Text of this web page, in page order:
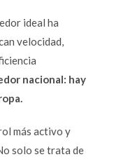
ideal ha
velocidad,
nacional: hay
más activo y
solo se trata de